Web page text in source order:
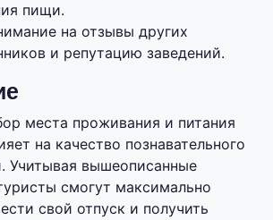
пищи.
на отзывы других
и репутацию заведений.
места проживания и питания
на качество познавательного
Учитывая вышеописанные
смогут максимально
свой отпуск и получить